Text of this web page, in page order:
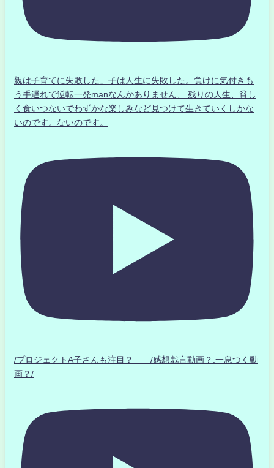
親は子育てに失敗した」子は人生に失敗した。負けに気付きも
う手遅れで逆転一発manなんかありません、 残りの人生、貧し
く食いつないでわずかな楽しみなど見つけて生きていくしかな
いのです。ないのです。
/プロジェクトA子さんも注目？ /感想戯言動画？.一息つく動
画？/